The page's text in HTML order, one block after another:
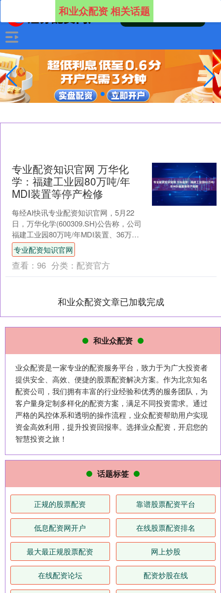
和业众配资 相关话题
专业配资知识官网 万华化
学：福建工业园80万吨/年
MDI装置等停产检修
每经AI快讯专业配资知识官网，5月22
日，万华化学(600309.SH)公告称，公司
福建工业园80万吨/年MDI装置、36万吨/
年TDI装置、40万吨/年PVC....
专业配资知识官网
查看： 96 分类： 配资官方
和业众配资文章已加载完成
和业众配资
业众配资是一家专业的配资服务平台，致力于为广大投资者
提供安全、高效、便捷的股票配资解决方案。作为北京知名
配资公司，我们拥有丰富的行业经验和优秀的服务团队，为
客户量身定制多样化的配资方案，满足不同投资需求。通过
严格的风控体系和透明的操作流程，业众配资帮助用户实现
资金高效利用，提升投资回报率。选择业众配资，开启您的
智慧投资之旅！
话题标签
正规的股票配资 靠谱股票配资平台
低息配资网开户 在线股票配资排名
最大最正规股票配资 网上炒股
在线配资论坛 配资炒股在线